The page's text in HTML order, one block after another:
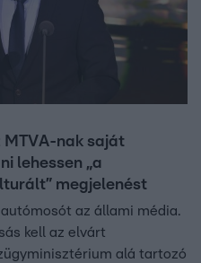
MTVA-nak saját
lehessen „a
megjelenést
az állami média.
kell az elvárt
alá tartozó